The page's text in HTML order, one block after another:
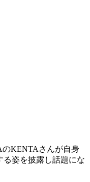
KENTAさんが自身
る姿を披露し話題にな